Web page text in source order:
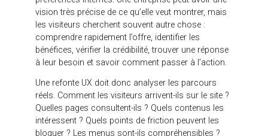
Ensuite, il faut construire une nouvelle
arborescence cohérente. Cette architecture doit tenir
compte à la fois des besoins utilisateurs, des
objectifs commerciaux et des opportunités SEO.
Une bonne arborescence ne se limite pas à
organiser les pages. Elle doit permettre à chaque
contenu d’avoir une fonction précise dans le
parcours : informer, rassurer, comparer, convertir